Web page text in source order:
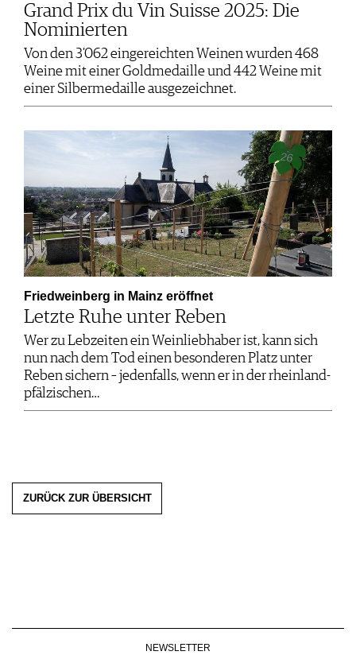
Grand Prix du Vin Suisse 2025: Die
Nominierten
Von den 3’062 eingereichten Weinen wurden 468
Weine mit einer Goldmedaille und 442 Weine mit
einer Silbermedaille ausgezeichnet.
Friedweinberg in Mainz eröffnet
Letzte Ruhe unter Reben
Wer zu Lebzeiten ein Weinliebhaber ist, kann sich
nun nach dem Tod einen besonderen Platz unter
Reben sichern – jedenfalls, wenn er in der rheinland-
pfälzischen…
ZURÜCK ZUR ÜBERSICHT
NEWSLETTER